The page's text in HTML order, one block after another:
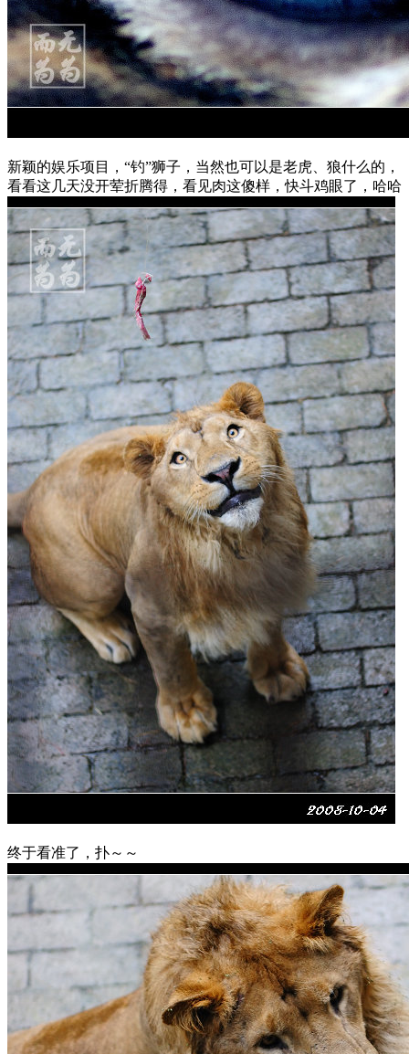
新颖的娱乐项目，“钓”狮子，当然也可以是老虎、狼什么的，
看看这几天没开荤折腾得，看见肉这傻样，快斗鸡眼了，哈哈
终于看准了，扑～～